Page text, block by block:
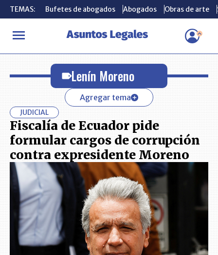
TEMAS: Bufetes de abogados Abogados Obras de arte
INICIO Lenín Moreno
TEMAS: Bufetes de abogados Abogados Obras de arte
Lenín Moreno
Agregar tema
JUDICIAL
Fiscalía de Ecuador pide
formular cargos de corrupción
contra expresidente Moreno